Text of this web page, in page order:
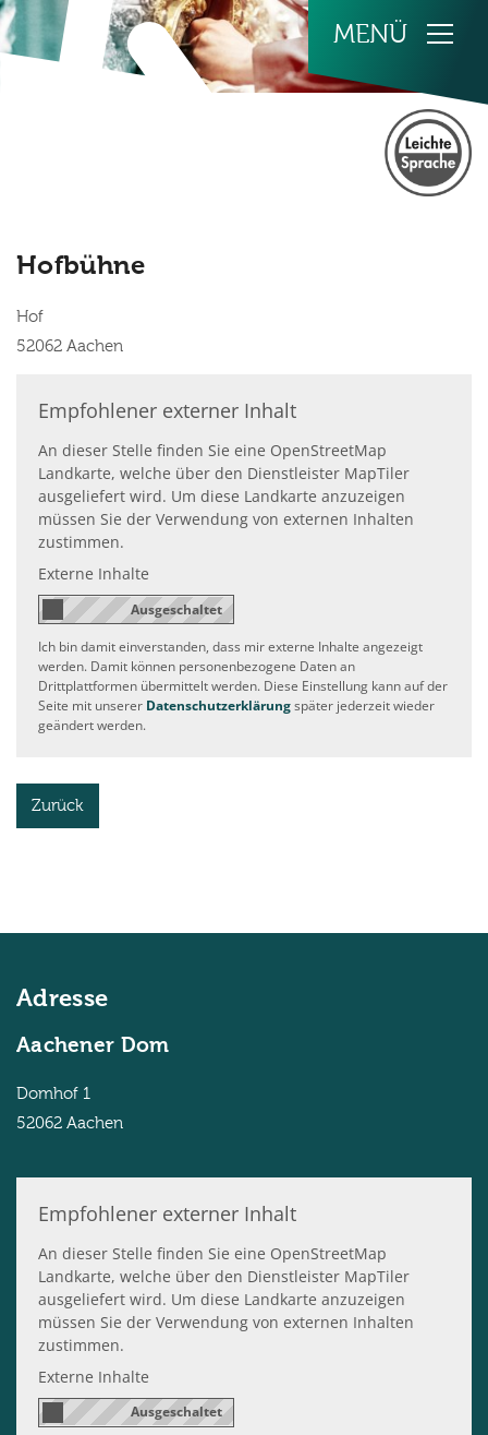
Zum Inhalt springen
Hofbühne
Hof
52062 Aachen
Empfohlener externer Inhalt
An dieser Stelle finden Sie eine OpenStreetMap
Landkarte, welche über den Dienstleister MapTiler
ausgeliefert wird. Um diese Landkarte anzuzeigen
müssen Sie der Verwendung von externen Inhalten
zustimmen.
Externe Inhalte
Ich bin damit einverstanden, dass mir externe Inhalte angezeigt
werden. Damit können personenbezogene Daten an
Drittplattformen übermittelt werden. Diese Einstellung kann auf der
Seite mit unserer Datenschutzerklärungspäter jederzeit wieder
geändert werden.
Zurück
Adresse
Aachener Dom
Domhof 1
52062 Aachen
Empfohlener externer Inhalt
An dieser Stelle finden Sie eine OpenStreetMap
Landkarte, welche über den Dienstleister MapTiler
ausgeliefert wird. Um diese Landkarte anzuzeigen
müssen Sie der Verwendung von externen Inhalten
zustimmen.
Externe Inhalte